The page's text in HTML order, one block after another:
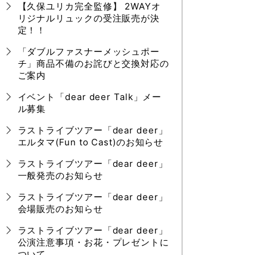
【久保ユリカ完全監修】 2WAYオ
リジナルリュックの受注販売が決
定！！
「ダブルファスナーメッシュポー
チ」商品不備のお詫びと交換対応の
ご案内
イベント「dear deer Talk」メー
ル募集
ラストライブツアー「dear deer」
エルタマ(Fun to Cast)のお知らせ
ラストライブツアー「dear deer」
一般発売のお知らせ
ラストライブツアー「dear deer」
会場販売のお知らせ
ラストライブツアー「dear deer」
公演注意事項・お花・プレゼントに